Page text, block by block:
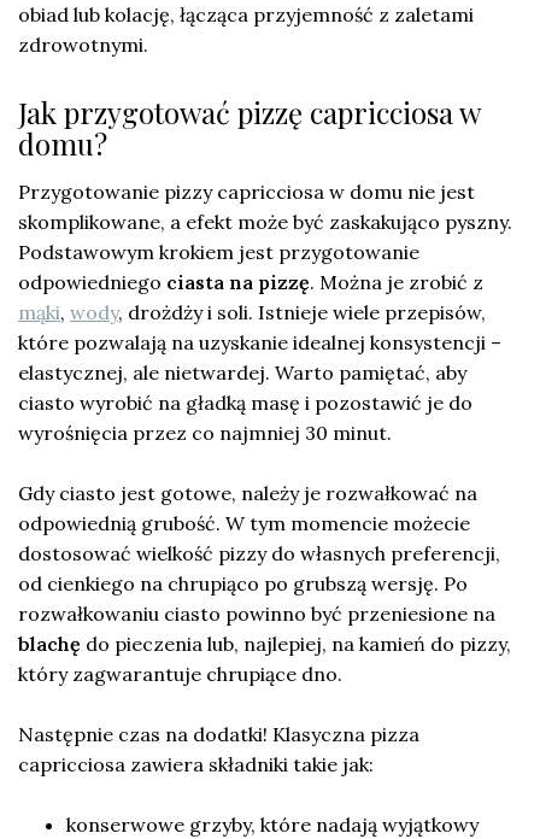
obiad lub kolację, łącząca przyjemność z zaletami
zdrowotnymi.
Jak przygotować pizzę capricciosa w
domu?
Przygotowanie pizzy capricciosa w domu nie jest
skomplikowane, a efekt może być zaskakująco pyszny.
Podstawowym krokiem jest przygotowanie
odpowiedniego ciasta na pizzę. Można je zrobić z
mąki, wody, drożdży i soli. Istnieje wiele przepisów,
które pozwalają na uzyskanie idealnej konsystencji –
elastycznej, ale nietwardej. Warto pamiętać, aby
ciasto wyrobić na gładką masę i pozostawić je do
wyrośnięcia przez co najmniej 30 minut.
Gdy ciasto jest gotowe, należy je rozwałkować na
odpowiednią grubość. W tym momencie możecie
dostosować wielkość pizzy do własnych preferencji,
od cienkiego na chrupiąco po grubszą wersję. Po
rozwałkowaniu ciasto powinno być przeniesione na
blachę do pieczenia lub, najlepiej, na kamień do pizzy,
który zagwarantuje chrupiące dno.
Następnie czas na dodatki! Klasyczna pizza
capricciosa zawiera składniki takie jak:
konserwowe grzyby, które nadają wyjątkowy